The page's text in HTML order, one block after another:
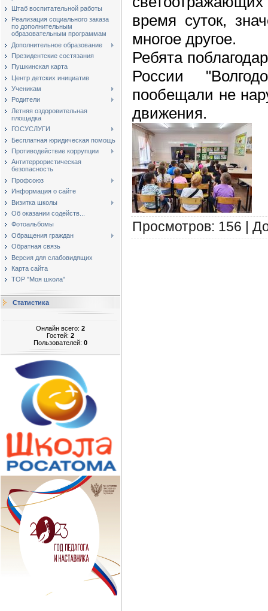
Штаб воспитательной работы
Реализация социального заказа
по дополнительным
образовательным программам
Дополнительное образование
Президентские состязания
Пушкинская карта
Центр детских инициатив
Ученикам
Родители
Летняя оздоровительная
площадка
ГОСУСЛУГИ
Бесплатная юридическая помощь
Противодействие коррупции
Антитеррористическая
безопасность
Профсоюз
Информация о сайте
Визитка школы
Об оказании содейств...
Фотоальбомы
Обращения граждан
Обратная связь
Версия для слабовидящих
Карта сайта
ТОР "Моя школа"
Статистика
Онлайн всего: 2
Гостей: 2
Пользователей: 0
время суток,
многое другое.
Ребята
России
пообещали не
движения.
Просмотров: 156 |